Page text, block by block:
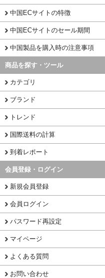
中国ECサイトの特徴
中国ECサイトのセール期間
中国製品を購入時の注意事項
商品を探す・ツール
カテゴリ
ブランド
トレンド
国際送料の計算
到着レポート
会員登録・ログイン
新規会員登録
会員ログイン
パスワード再設定
マイページ
よくある質問
お問い合わせ